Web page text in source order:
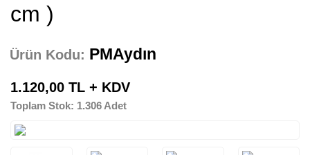
cm )
Ürün Kodu: PMAydın
1.120,00 TL + KDV
Toplam Stok: 1.306 Adet